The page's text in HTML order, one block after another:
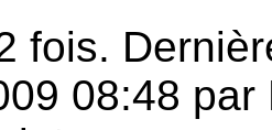
fois.
08:48 par